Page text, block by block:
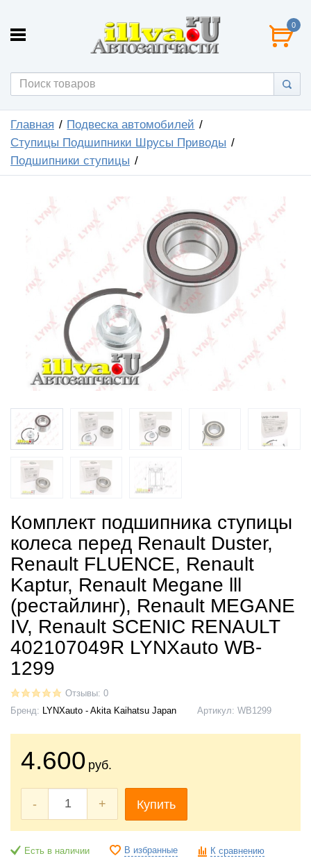
0
Главная
Подвеска автомобилей
Ступицы Подшипники Шрусы Приводы
Подшипники ступицы
Комплект подшипника ступицы
колеса перед Renault Duster,
Renault FLUENCE, Renault
Kaptur, Renault Megane lll
(рестайлинг), Renault MEGANE
IV, Renault SCENIC RENAULT
402107049R LYNXauto WB-
1299
Отзывы: 0
Бренд: LYNXauto - Akita Kaihatsu Japan Артикул: WB1299
4.600 руб.
- + Купить
Есть в наличии В избранные К сравнению